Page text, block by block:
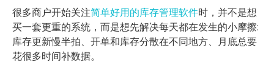
很多商户开始关注简单好用的库存管理软件时，并不是想
买一套更重的系统，而是想先解决每天都在发生的小摩擦:
库存更新慢半拍、开单和库存分散在不同地方、月底总要
花很多时间补数据。